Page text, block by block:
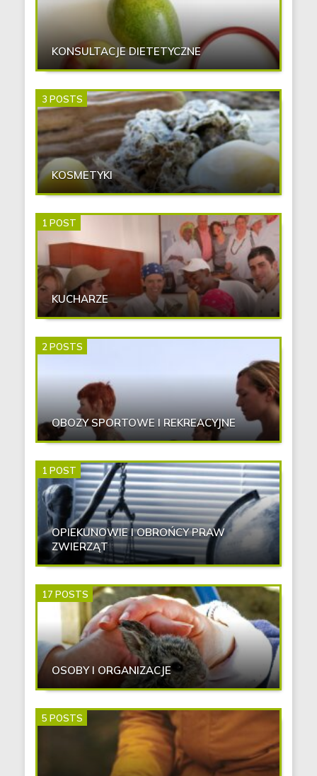
KONSULTACJE DIETETYCZNE
3 POSTS
KOSMETYKI
1 POST
KUCHARZE
2 POSTS
OBOZY SPORTOWE I REKREACYJNE
1 POST
OPIEKUNOWIE I OBROŃCY PRAW
ZWIERZĄT
17 POSTS
OSOBY I ORGANIZACJE
5 POSTS